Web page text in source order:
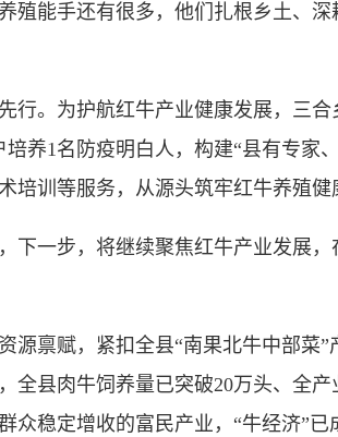
能手还有很多，他们扎根乡土、深
。为护航红牛产业健康发展，三合
养1名防疫明白人，构建“县有专家
培训等服务，从源头筑牢红牛养殖健
一步，将继续聚焦红牛产业发展，
禀赋，紧扣全县“南果北牛中部菜”
全县肉牛饲养量已突破20万头、全
众稳定增收的富民产业，“牛经济”已